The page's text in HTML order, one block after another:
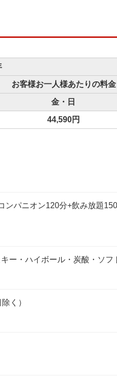
お客様お一人様あたりの料金
金・日
44,590円
ンパニオン120分+飲み放題
ー・ハイボール・炭酸・ソフ
く）